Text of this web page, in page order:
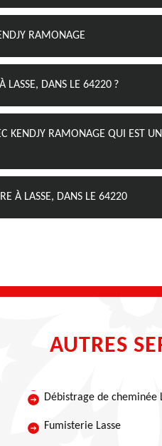
RAMONAGE
LASSE, DANS LE 64220 ?
KENDJY RAMONAGE QUI EST
À LASSE, DANS LE 64220
AUTRES
Débistrage de cheminée
Fumisterie Lasse